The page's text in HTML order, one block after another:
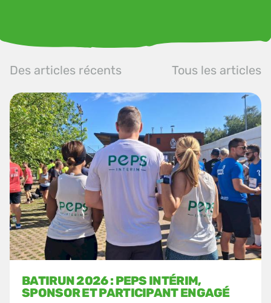
Des articles récents Tous les articles
BATIRUN 2026 : PEPS INTÉRIM,
SPONSOR ET PARTICIPANT ENGAGÉ